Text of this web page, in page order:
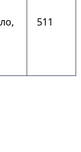
511